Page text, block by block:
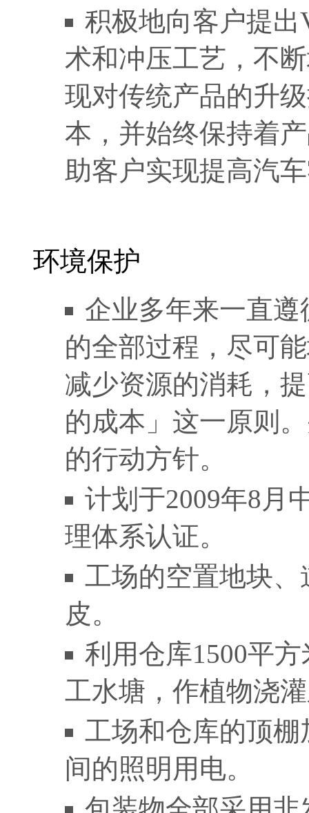
积极地向客户提
术和冲压工艺，不
现对传统产品的升
本，并始终保持着
助客户实现提高汽
环境保护
企业多年来一直
的全部过程，尽可
减少资源的消耗，
的成本」这一原则
的行动方针。
计划于2009年8月
理体系认证。
工场的空置地块
皮。
利用仓库1500平
工水塘，作植物浇
工场和仓库的顶
间的照明用电。